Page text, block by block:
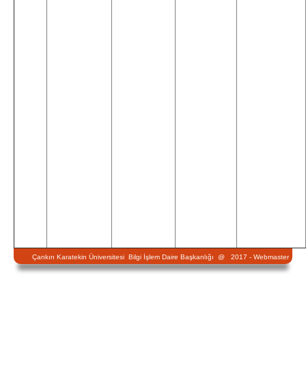
Çankırı Karatekin Üniversitesi Bilgi İşlem Daire Başkanlığı @ 2017 - Webmaster